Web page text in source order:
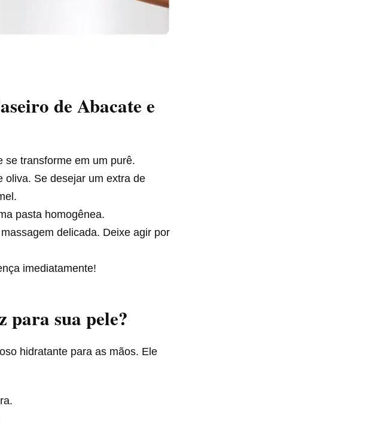
de Abacate e
se transforme em um purê.
oliva. Se desejar um extra de
pasta homogênea.
delicada. Deixe agir por
imediatamente!
para sua pele?
hidratante para as mãos. Ele